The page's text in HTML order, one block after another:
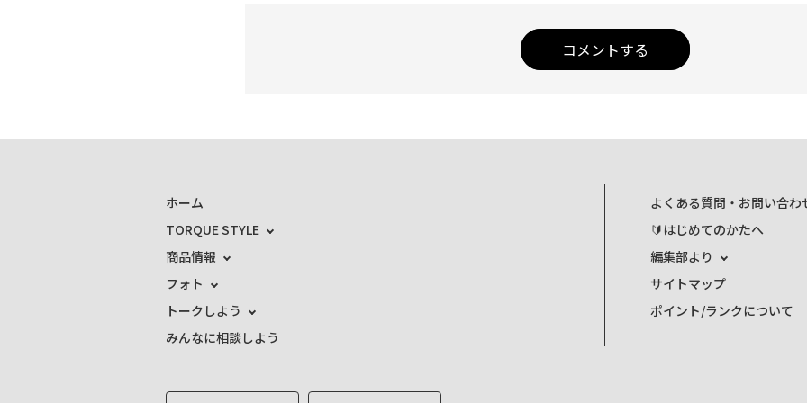
コメントする
ホーム
TORQUE STYLE
商品情報
フォト
トークしよう
みんなに相談しよう
よくある質問・お問い合わ
🔰はじめてのかたへ
編集部より
サイトマップ
ポイント/ランクについて